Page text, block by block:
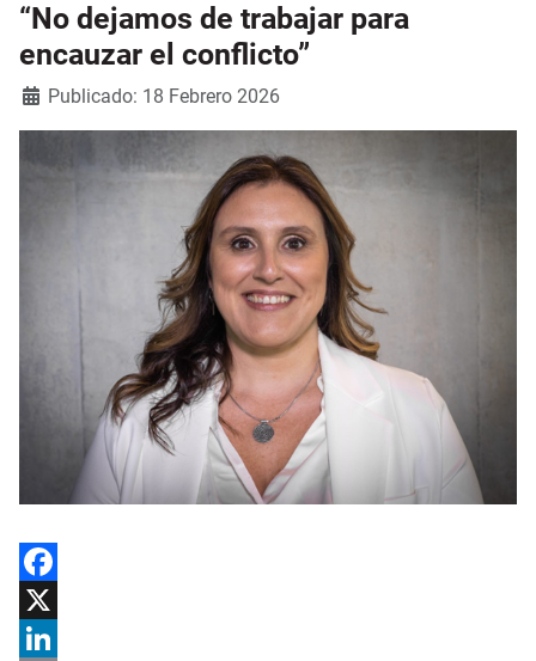
“No dejamos de trabajar para
encauzar el conflicto”
Detalles
Publicado: 18 Febrero 2026
Facebook
X